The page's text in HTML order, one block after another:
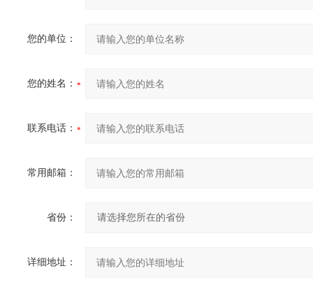
您的单位：
您的姓名：
联系电话：
常用邮箱：
省份：
详细地址：